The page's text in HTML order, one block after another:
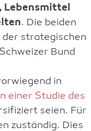
Lebensmittel
. Die beiden
der strategischen
Bund
in
einer Studie des
seien. Für
zuständig. Dies